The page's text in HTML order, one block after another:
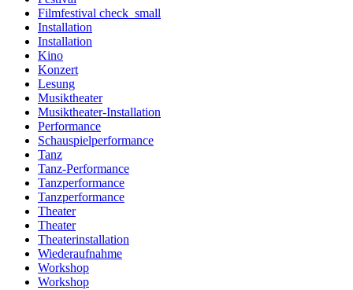
Filmfestival check_small
Installation
Installation
Kino
Konzert
Lesung
Musiktheater
Musiktheater-Installation
Performance
Schauspielperformance
Tanz
Tanz-Performance
Tanzperformance
Tanzperformance
Theater
Theater
Theaterinstallation
Wiederaufnahme
Workshop
Workshop